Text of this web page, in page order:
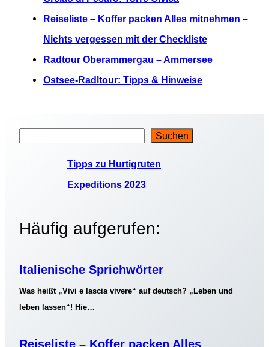
Reiseliste – Koffer packen Alles mitnehmen –
Nichts vergessen mit der Checkliste
Radtour Oberammergau – Ammersee
Ostsee-Radltour: Tipps & Hinweise
Suchen
Tipps zu Hurtigruten
Expeditions 2023
Häufig aufgerufen: